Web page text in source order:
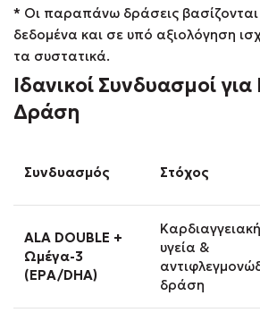
* Οι παραπάνω δράσεις βασίζονται
δεδομένα και σε υπό αξιολόγηση
τα συστατικά.
Ιδανικοί Συνδυασμοί
Δράση
Συνδυασμός Στόχος
ALA DOUBLE +
Ωμέγα-3
(EPA/DHA)
Καρδιαγγειακή
υγεία &
δράση